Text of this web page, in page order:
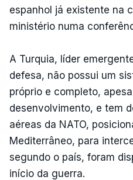
espanhol já existente na
ministério numa
A Turquia, líder
defesa, não possui um
próprio e completo,
desenvolvimento, e tem
aéreas da NATO,
Mediterrâneo, para
segundo o país, foram
início da guerra.